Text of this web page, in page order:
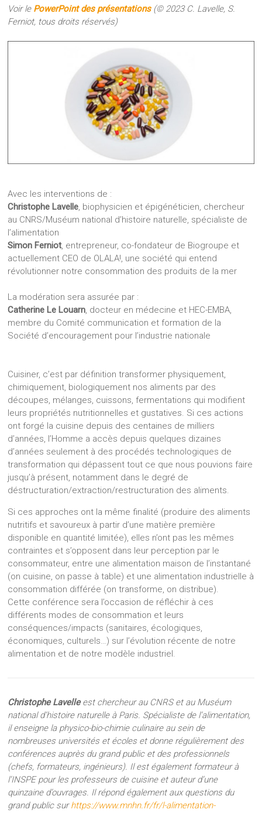
Voir le PowerPoint des présentations(© 2023 C. Lavelle, S.
Ferniot, tous droits réservés)
Avec les interventions de :
Christophe Lavelle, biophysicien et épigénéticien, chercheur
au CNRS/Muséum national d’histoire naturelle, spécialiste de
l’alimentation
Simon Ferniot, entrepreneur, co-fondateur de Biogroupe et
actuellement CEO de OLALA!, une société qui entend
révolutionner notre consommation des produits de la mer
La modération sera assurée par :
Catherine Le Louarn, docteur en médecine et HEC-EMBA,
membre du Comité communication et formation de la
Société d’encouragement pour l’industrie nationale
Cuisiner, c’est par définition transformer physiquement,
chimiquement, biologiquement nos aliments par des
découpes, mélanges, cuissons, fermentations qui modifient
leurs propriétés nutritionnelles et gustatives. Si ces actions
ont forgé la cuisine depuis des centaines de milliers
d’années, l’Homme a accès depuis quelques dizaines
d’années seulement à des procédés technologiques de
transformation qui dépassent tout ce que nous pouvions faire
jusqu’à présent, notamment dans le degré de
déstructuration/extraction/restructuration des aliments.
Si ces approches ont la même finalité (produire des aliments
nutritifs et savoureux à partir d’une matière première
disponible en quantité limitée), elles n’ont pas les mêmes
contraintes et s’opposent dans leur perception par le
consommateur, entre une alimentation maison de l’instantané
(on cuisine, on passe à table) et une alimentation industrielle à
consommation différée (on transforme, on distribue).
Cette conférence sera l’occasion de réfléchir à ces
différents modes de consommation et leurs
conséquences/impacts (sanitaires, écologiques,
économiques, culturels…) sur l’évolution récente de notre
alimentation et de notre modèle industriel.
Christophe Lavelleest chercheur au CNRS et au Muséum
national d’histoire naturelle à Paris. Spécialiste de l’alimentation,
il enseigne la physico-bio-chimie culinaire au sein de
nombreuses universités et écoles et donne régulièrement des
conférences auprès du grand public et des professionnels
(chefs, formateurs, ingénieurs). Il est également formateur à
l’INSPE pour les professeurs de cuisine et auteur d’une
quinzaine d’ouvrages. Il répond également aux questions du
grand public surhttps://www.mnhn.fr/fr/l-alimentation-